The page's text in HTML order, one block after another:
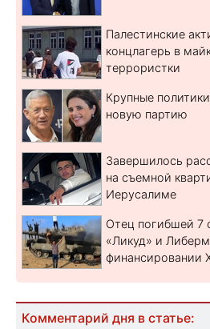
Палестинские
концлагерь в
террористки
Крупные
новую партию
Завершилось
на съемной
Иерусалиме
Отец погибшей 7
«Ликуд» и
финансировании
Комментарий дня в статье: